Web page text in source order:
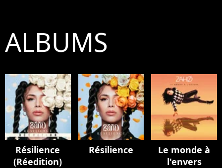
ALBUMS
Résilience
(Réedition)
Résilience
Le monde à
l'envers